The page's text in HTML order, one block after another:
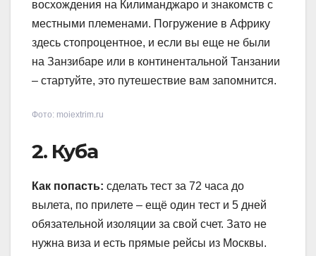
восхождения на Килиманджаро и знакомств с
местными племенами. Погружение в Африку
здесь стопроцентное, и если вы еще не были
на Занзибаре или в континентальной Танзании
– стартуйте, это путешествие вам запомнится.
Фото: moiextrim.ru
2. Куба
Как попасть: сделать тест за 72 часа до
вылета, по прилете – ещё один тест и 5 дней
обязательной изоляции за свой счет. Зато не
нужна виза и есть прямые рейсы из Москвы.